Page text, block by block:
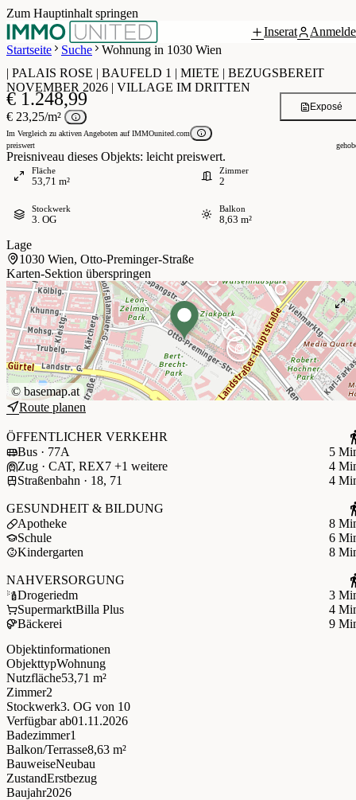
Zum Hauptinhalt springen
Inserat
Startseite
Suche Wohnung in 1030 Wien
Grundriss
| PALAIS ROSE | BAUFELD 1 | MIETE | BEZUGSBEREIT
NOVEMBER 2026 | VILLAGE IM DRITTEN
€ 1.248,99
€ 23,25/m²
Im Vergleich zu aktiven Angeboten auf IMMOunited.com
preiswert
Preisniveau dieses Objekts: leicht preiswert.
Exposé
Fläche
53,71 m²
Zimmer
2
Stockwerk
3. OG
Balkon
8,63 m²
Lage
1030 Wien, Otto-Preminger-Straße
Karten-Sektion überspringen
© basemap.at
Route planen
ÖFFENTLICHER VERKEHR
Bus · 77A
5
Zug · CAT, REX7 +1 weitere
4
Straßenbahn · 18, 71
4
GESUNDHEIT & BILDUNG
Apotheke
8
Schule
6
Kindergarten
8
NAHVERSORGUNG
Drogeriedm
3
SupermarktBilla Plus
4
Bäckerei
9
Objektinformationen
ObjekttypWohnung
Nutzfläche53,71 m²
Zimmer2
Stockwerk3. OG von 10
Verfügbar ab01.11.2026
Badezimmer1
Balkon/Terrasse8,63 m²
BauweiseNeubau
ZustandErstbezug
Baujahr2026